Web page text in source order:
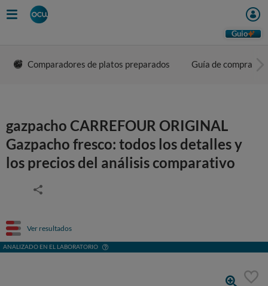
Guio
Comparadores de platos preparados Guía de compra
gazpacho CARREFOUR ORIGINAL
Gazpacho fresco: todos los detalles y
los precios del análisis comparativo
Ver resultados
ANALIZADO EN EL LABORATORIO